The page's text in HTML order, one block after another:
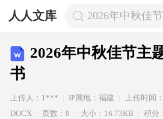
人人文库 2026年中秋佳
2026年中秋佳节主
书
上传人：1*** IP属地：福建 上传时间
DOCX
页数：8 大小：16.73KB 积分